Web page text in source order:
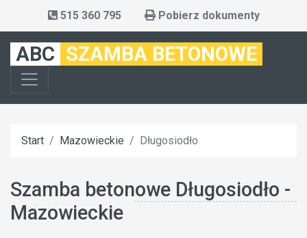
515 360 795 Pobierz dokumenty
ABC SZAMBA BETONOWE
Start Mazowieckie Długosiodło
Szamba betonowe Długosiodło -
Mazowieckie